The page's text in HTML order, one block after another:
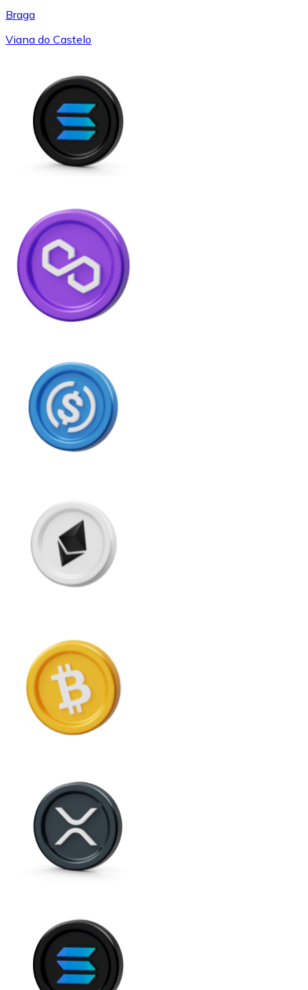
Braga
Viana do Castelo